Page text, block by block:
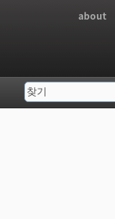
about
검색 폼